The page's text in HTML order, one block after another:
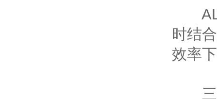
时结
效率
三、